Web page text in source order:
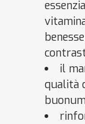
il
qualità